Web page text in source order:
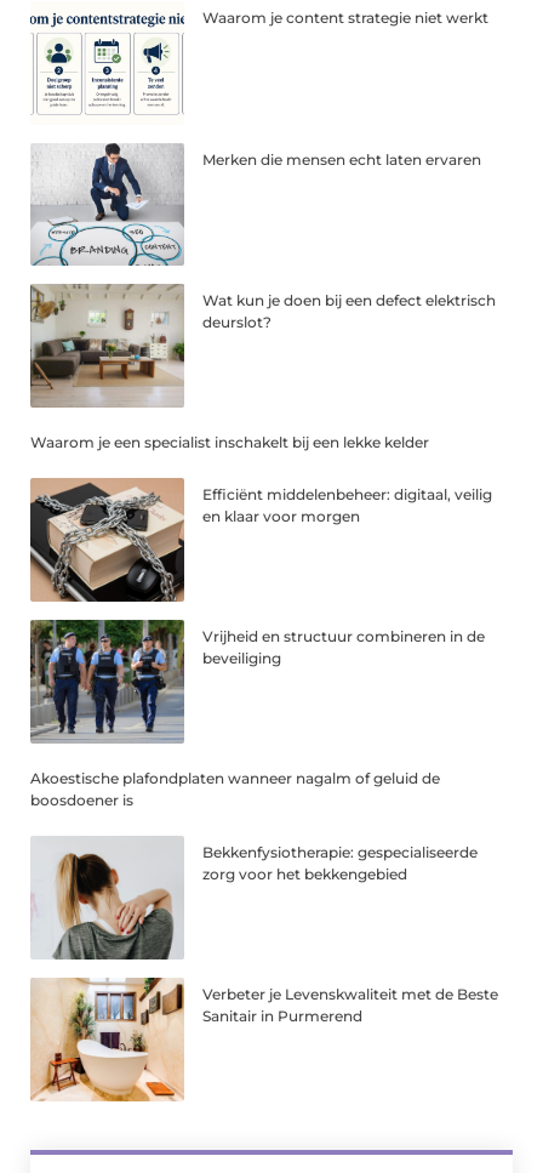
Waarom je content strategie niet werkt
Merken die mensen echt laten ervaren
Wat kun je doen bij een defect elektrisch
deurslot?
Waarom je een specialist inschakelt bij een lekke kelder
Efficiënt middelenbeheer: digitaal, veilig
en klaar voor morgen
Vrijheid en structuur combineren in de
beveiliging
Akoestische plafondplaten wanneer nagalm of geluid de
boosdoener is
Bekkenfysiotherapie: gespecialiseerde
zorg voor het bekkengebied
Verbeter je Levenskwaliteit met de Beste
Sanitair in Purmerend